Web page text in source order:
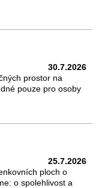
30.7.2026
prostor na
pouze pro osoby
25.7.2026
ploch o
o spolehlivost a